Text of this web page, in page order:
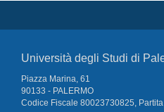
Università degli Studi di
Piazza Marina, 61
90133 - PALERMO
Codice Fiscale 80023730825,